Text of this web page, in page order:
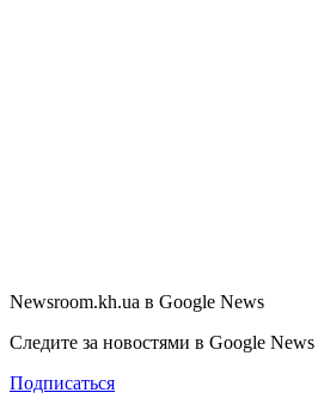
Newsroom.kh.ua в Google News
Следите за новостями в Google News
Подписаться